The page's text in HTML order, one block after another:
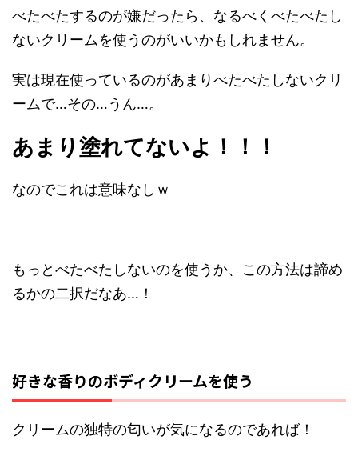
べたべたするのが嫌だったら、なるべくべたべたし
ないクリームを使うのがいいかもしれません。
実は現在使っているのがあまりべたべたしないクリ
ームで…その…うん…。
あまり塗れてないよ！！！
なのでこれは意味なしｗ
もっとべたべたしないのを使うか、この方法は諦め
るかの二択だなあ…！
好きな香りのボディクリームを使う
クリームの独特の匂いが気になるのであれば！